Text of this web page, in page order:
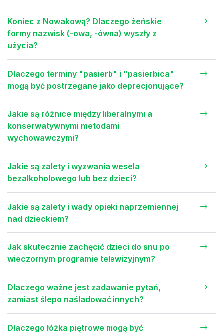
Koniec z Nowakową? Dlaczego żeńskie
formy nazwisk (-owa, -ówna) wyszły z
użycia?
Dlaczego terminy "pasierb" i "pasierbica"
mogą być postrzegane jako deprecjonujące?
Jakie są różnice między liberalnymi a
konserwatywnymi metodami
wychowawczymi?
Jakie są zalety i wyzwania wesela
bezalkoholowego lub bez dzieci?
Jakie są zalety i wady opieki naprzemiennej
nad dzieckiem?
Jak skutecznie zachęcić dzieci do snu po
wieczornym programie telewizyjnym?
Dlaczego ważne jest zadawanie pytań,
zamiast ślepo naśladować innych?
Dlaczego łóżka piętrowe mogą być